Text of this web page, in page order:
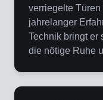
verriegelte
jahrelanger
Technik bringt er
die nötige Ruhe